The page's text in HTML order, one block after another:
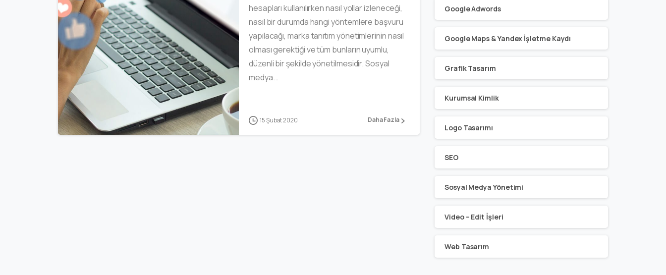
hesapları kullanılırken nasıl yollar izleneceği,
nasıl bir durumda hangi yöntemlere başvuru
yapılacağı, marka tanıtım yönetimlerinin nasıl
olması gerektiği ve tüm bunların uyumlu,
düzenli bir şekilde yönetilmesidir. Sosyal
medya...
15 Şubat 2020 Daha Fazla
Google Adwords
Google Maps & Yandex İşletme Kaydı
Grafik Tasarım
Kurumsal Kimlik
Logo Tasarımı
SEO
Sosyal Medya Yönetimi
Video – Edit İşleri
Web Tasarım